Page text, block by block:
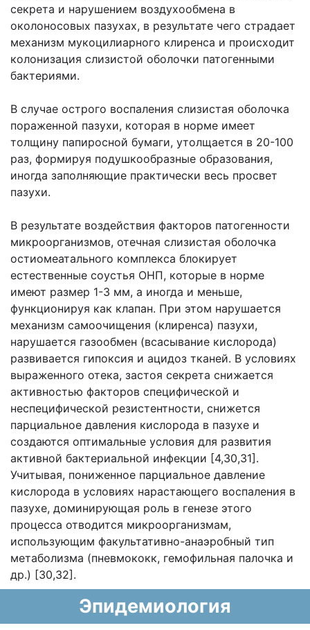
секрета и нарушением воздухообмена в
околоносовых пазухах, в результате чего страдает
механизм мукоцилиарного клиренса и происходит
колонизация слизистой оболочки патогенными
бактериями.
В случае острого воспаления слизистая оболочка
пораженной пазухи, которая в норме имеет
толщину папиросной бумаги, утолщается в 20-100
раз, формируя подушкообразные образования,
иногда заполняющие практически весь просвет
пазухи.
В результате воздействия факторов патогенности
микроорганизмов, отечная слизистая оболочка
остиомеатального комплекса блокирует
естественные соустья ОНП, которые в норме
имеют размер 1-3 мм, а иногда и меньше,
функционируя как клапан. При этом нарушается
механизм самоочищения (клиренса) пазухи,
нарушается газообмен (всасывание кислорода)
развивается гипоксия и ацидоз тканей. В условиях
выраженного отека, застоя секрета снижается
активностью факторов специфической и
неспецифической резистентности, снижется
парциальное давления кислорода в пазухе и
создаются оптимальные условия для развития
активной бактериальной инфекции [4,30,31].
Учитывая, пониженное парциальное давление
кислорода в условиях нарастающего воспаления в
пазухе, доминирующая роль в генезе этого
процесса отводится микроорганизмам,
использующим факультативно-анаэробный тип
метаболизма (пневмококк, гемофильная палочка и
др.) [30,32].
Эпидемиология